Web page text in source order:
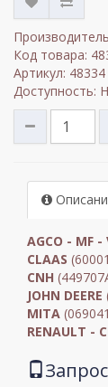
Код товара:
Артикул: 48334
Доступность:
AGCO - MF -
CLAAS
CNH
JOHN DEERE
MITA
RENAULT -